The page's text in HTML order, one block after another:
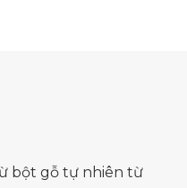
bột gỗ tự nhiên từ